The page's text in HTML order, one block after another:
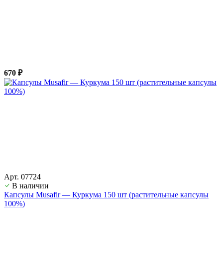
670 ₽
Арт. 07724
В наличии
Капсулы Musafir — Куркума 150 шт (растительные капсулы
100%)